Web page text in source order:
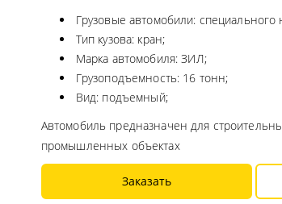
Грузовые автомобили: специального
Тип кузова: кран;
Марка автомобиля: ЗИЛ;
Грузоподъемность: 16 тонн;
Вид: подъемный;
Автомобиль предназначен для
промышленных объектах
Заказать